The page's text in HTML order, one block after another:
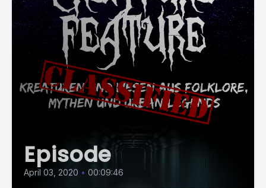
Episode
April 03, 2020 • 00:09:46